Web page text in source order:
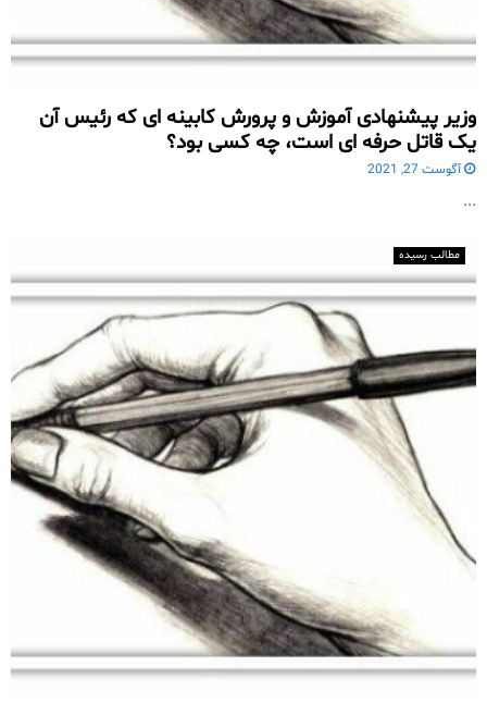
وزیر پیشنهادی آموزش و پرورش کابینه ای که رئیس آن
یک قاتل حرفه ای است، چه کسی بود؟
آگوست 27, 2021
...
مطالب رسیده